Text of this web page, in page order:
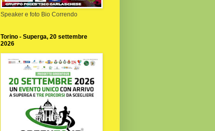
Speaker e foto Bio Correndo
Torino - Superga, 20 settembre
2026